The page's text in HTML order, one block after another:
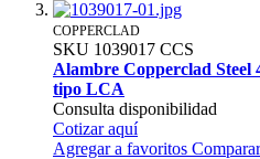
COPPERCLAD
SKU 1039017 CCS
Alambre Copperclad
tipo LCA
Consulta disponibilidad
Cotizar aquí
Agregar a favoritos Comparar